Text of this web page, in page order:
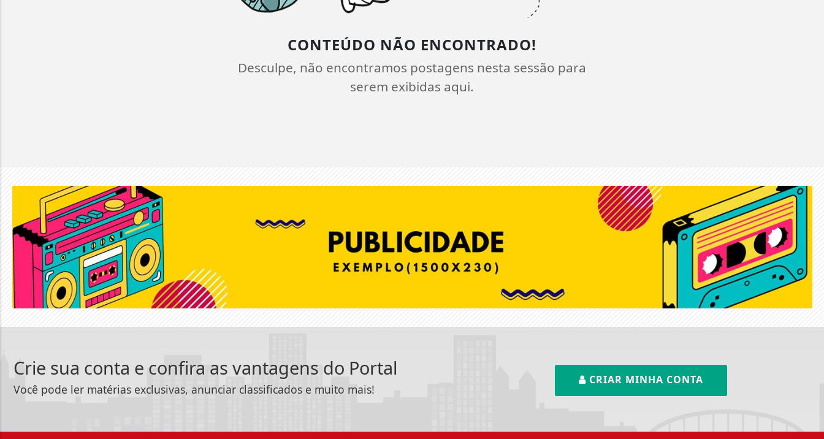
CONTEÚDO NÃO ENCONTRADO!
Desculpe, não encontramos postagens nesta sessão para
serem exibidas aqui.
Crie sua conta e confira as vantagens do Portal
Você pode ler matérias exclusivas, anunciar classificados e muito mais!
CRIAR MINHA CONTA